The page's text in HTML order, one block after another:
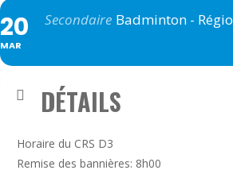
20
MAR
Secondaire Badminton -
DÉTAILS
Horaire du CRS D3
Remise des bannières: 8h00